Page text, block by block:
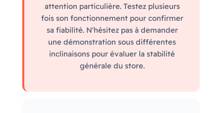
attention particulière. Testez plusieurs
fois son fonctionnement pour confirmer
sa fiabilité. N'hésitez pas à demander
une démonstration sous différentes
inclinaisons pour évaluer la stabilité
générale du store.